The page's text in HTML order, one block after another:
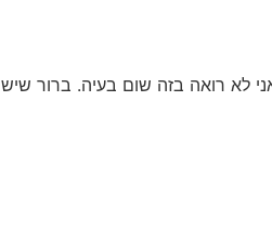
לא רואה בזה שום בעיה. ברור שיש